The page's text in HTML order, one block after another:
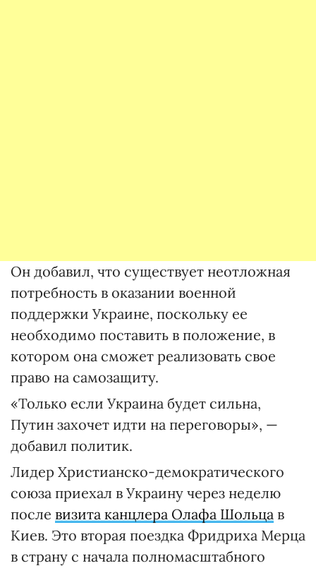
Он добавил, что существует неотложная
потребность в оказании военной
поддержки Украине, поскольку ее
необходимо поставить в положение, в
котором она сможет реализовать свое
право на самозащиту.
«Только если Украина будет сильна,
Путин захочет идти на переговоры», —
добавил политик.
Лидер Христианско-демократического
союза приехал в Украину через неделю
после визита канцлера Олафа Шольца в
Киев. Это вторая поездка Фридриха Мерца
в страну с начала полномасштабного